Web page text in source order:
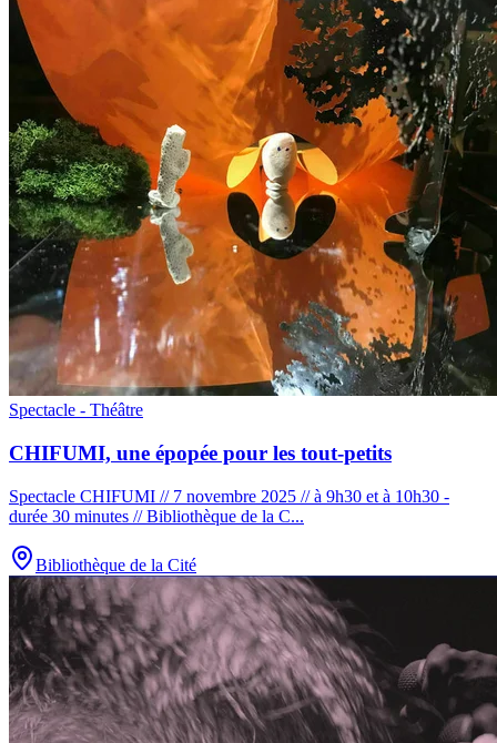
Spectacle - Théâtre
CHIFUMI, une épopée pour les tout-petits
Spectacle CHIFUMI // 7 novembre 2025 // à 9h30 et à 10h30 -
durée 30 minutes // Bibliothèque de la C...
Bibliothèque de la Cité